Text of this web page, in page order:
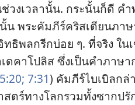
ช่วง​เวลา​นั้น. กระนั้น​ก็​ดี ค
น พระ​คัมภีร์​คริสเตียน​ภา
ทธิพล​กรีก​บ่อย ๆ. ที่​จริง ใ
ดคาโปลิส ซึ่ง​เป็น​คำ​ภาษา​
7:31) คัมภีร์​ไบเบิล​ก
สตร์​ทาง​โลก​รวม​ทั้ง​ซาก​ป